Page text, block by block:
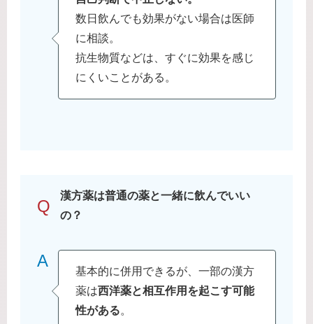
数日飲んでも効果がない場合は医師
に相談。
抗生物質などは、すぐに効果を感じ
にくいことがある。
Q
漢方薬は普通の薬と一緒に飲んでいい
の？
A
基本的に併用できるが、一部の漢方
薬は西洋薬と相互作用を起こす可能
性がある。